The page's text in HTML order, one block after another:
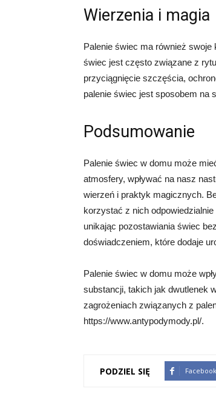
Wierzenia i magia
Palenie świec ma również
świec jest często związane z
przyciągnięcie szczęścia,
palenie świec jest sposobem na
Podsumowanie
Palenie świec w domu może
atmosfery, wpływać na nasz
wierzeń i praktyk magicznych.
korzystać z nich
unikając pozostawiania świec
doświadczeniem, które dodaje
Palenie świec w domu może
substancji, takich jak dwutlenek
zagrożeniach związanych z
https://www.antypodymody.pl/.
PODZIEL SIĘ Facebook